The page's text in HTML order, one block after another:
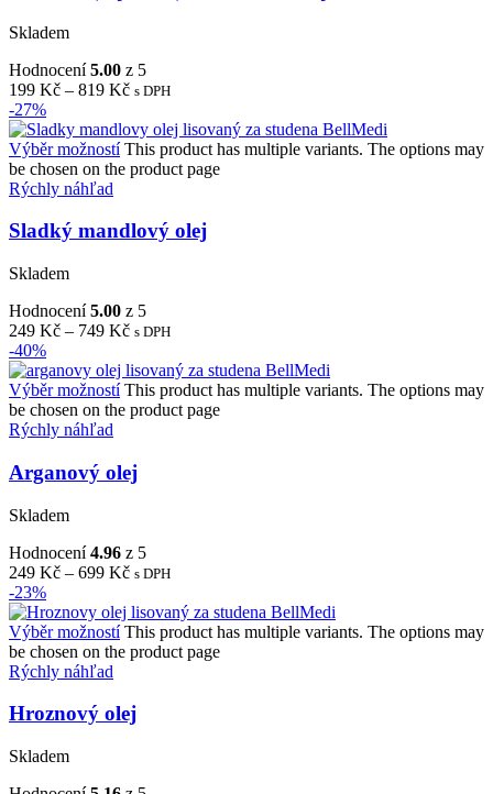
Skladem
Hodnocení5.00 z 5
199 Kč – 819 Kč s DPH
-27%
Výběr možností This product has multiple variants. The options may
be chosen on the product page
Rýchly náhľad
Sladký mandlový olej
Skladem
Hodnocení5.00 z 5
249 Kč – 749 Kč s DPH
-40%
Výběr možností This product has multiple variants. The options may
be chosen on the product page
Rýchly náhľad
Arganový olej
Skladem
Hodnocení4.96 z 5
249 Kč – 699 Kč s DPH
-23%
Výběr možností This product has multiple variants. The options may
be chosen on the product page
Rýchly náhľad
Hroznový olej
Skladem